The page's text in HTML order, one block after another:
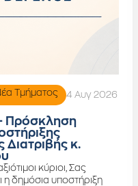
Τμήματος 4 Αυγ 2026
Πρόσκληση
Διατριβής κ.
κύριοι, Σας
η δημόσια υποστήριξη